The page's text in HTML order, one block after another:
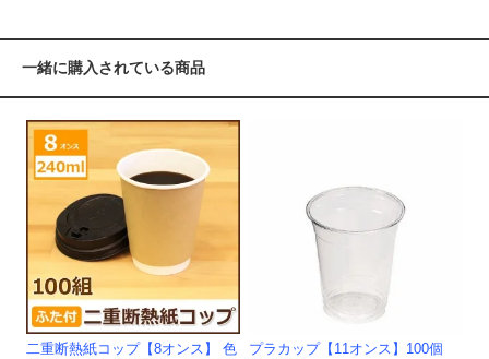
一緒に購入されている商品
二重断熱紙コップ【8オンス】 色
プラカップ【11オンス】100個